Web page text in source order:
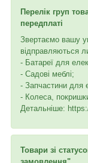
Перелік груп
передплаті
Звертаємо вашу
відправляються
- Батареї для
- Садові меблі;
- Запчастини для
- Колеса,
Детальніше:
Товари зі